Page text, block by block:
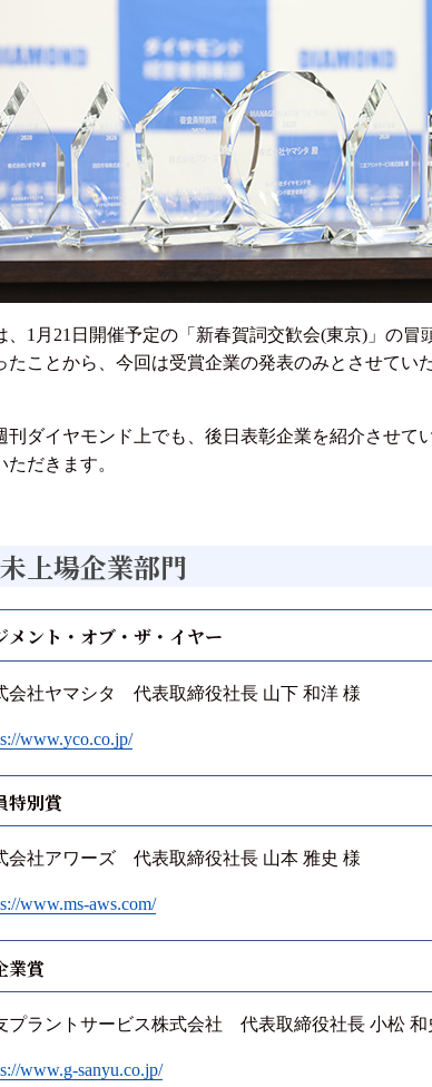
、1月21日開催予定の「新春賀詞交歓会(東京)」の
たことから、今回は受賞企業の発表のみとさせて
刊ダイヤモンド上でも、後日表彰企業を紹介させ
ただきます。
上場企業部門
メント・オブ・ザ・イヤー
会社ヤマシタ 代表取締役社長 山下 和洋 様
www.yco.co.jp/
特別賞
会社アワーズ 代表取締役社長 山本 雅史 様
www.ms-aws.com/
業賞
プラントサービス株式会社 代表取締役社長 小松 和
www.g-sanyu.co.jp/